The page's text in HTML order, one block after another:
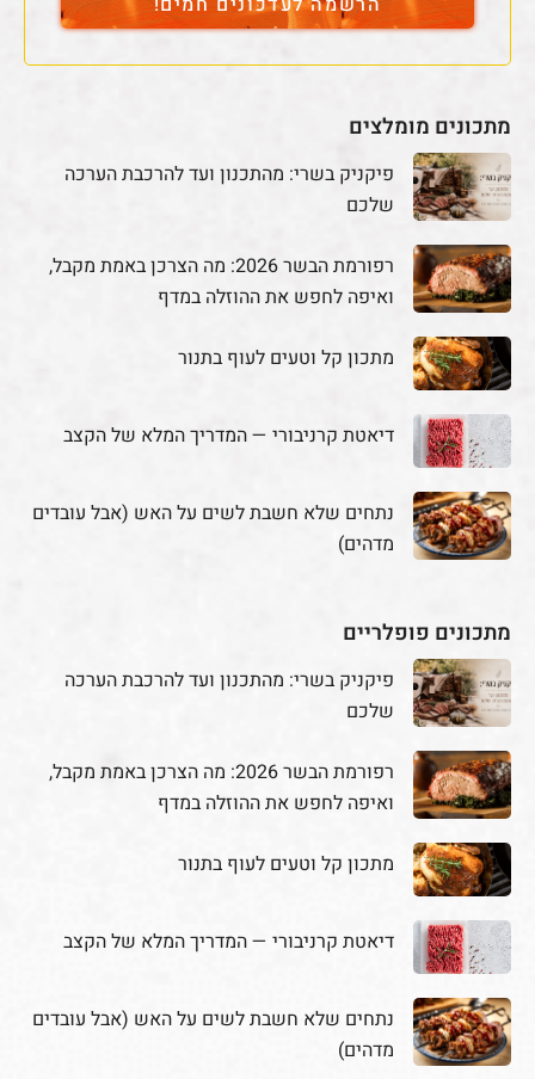
מתכונים מומלצים
פיקניק בשרי: מהתכנון ועד להרכבת הערכה
שלכם
רפורמת הבשר 2026: מה הצרכן באמת מקבל,
ואיפה לחפש את ההוזלה במדף
מתכון קל וטעים לעוף בתנור
דיאטת קרניבורי — המדריך המלא של הקצב
נתחים שלא חשבת לשים על האש (אבל עובדים
מדהים)
מתכונים פופלריים
פיקניק בשרי: מהתכנון ועד להרכבת הערכה
שלכם
רפורמת הבשר 2026: מה הצרכן באמת מקבל,
ואיפה לחפש את ההוזלה במדף
מתכון קל וטעים לעוף בתנור
דיאטת קרניבורי — המדריך המלא של הקצב
נתחים שלא חשבת לשים על האש (אבל עובדים
מדהים)